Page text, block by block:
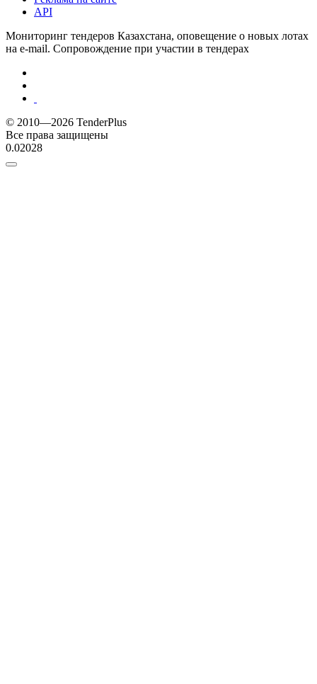
API
Мониторинг тендеров Казахстана, оповещение о новых лотах
на e-mail. Сопровождение при участии в тендерах
© 2010—2026 TenderPlus
Все права защищены
0.02028